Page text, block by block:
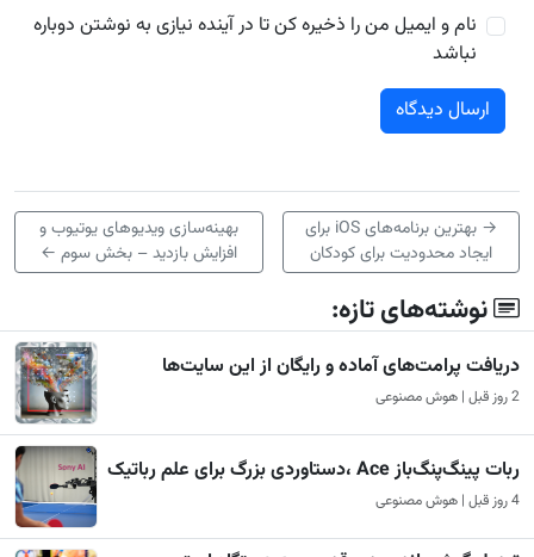
نام و ایمیل من را ذخیره کن تا در آینده نیازی به نوشتن دوباره
نباشد
→
بهترین برنامه‌های iOS برای
ایجاد محدودیت برای کودکان
بهینه‌سازی ویدیوهای یوتیوب و
افزایش بازدید – بخش سوم ←
نوشته‌های تازه:
دریافت پرامت‌های آماده و رایگان از این سایت‌ها
2 روز قبل | هوش مصنوعی
ربات پینگ‌پنگ‌باز Ace ،دستاوردی بزرگ برای علم رباتیک
4 روز قبل | هوش مصنوعی